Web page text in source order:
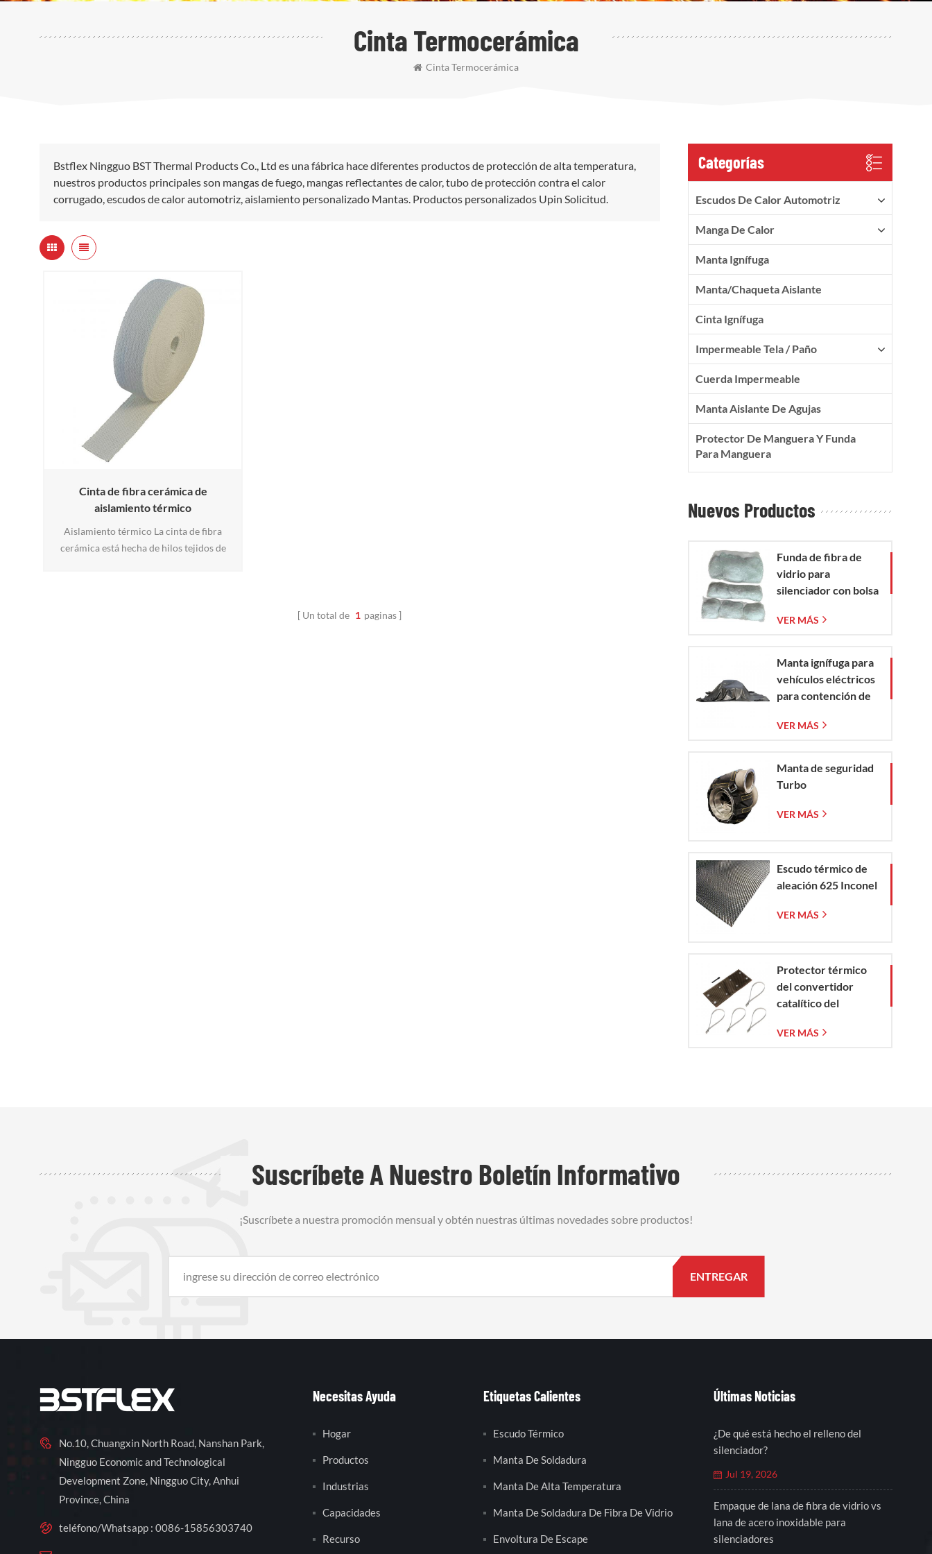
Cinta Termocerámica
Cinta Termocerámica
Bstflex Ningguo BST Thermal Products Co., Ltd es una fábrica hace diferentes productos de protección de alta temperatura,
nuestros productos principales son mangas de fuego, mangas reflectantes de calor, tubo de protección contra el calor
corrugado, escudos de calor automotriz, aislamiento personalizado Mantas. Productos personalizados Upin Solicitud.
Cinta de fibra cerámica de
aislamiento térmico
Aislamiento térmico La cinta de fibra
cerámica está hecha de hilos tejidos de
Un total de 1 paginas
Categorías
Escudos De Calor Automotriz
Manga De Calor
Manta Ignífuga
Manta/Chaqueta Aislante
Cinta Ignífuga
Impermeable Tela / Paño
Cuerda Impermeable
Manta Aislante De Agujas
Protector De Manguera Y Funda
Para Manguera
Nuevos Productos
Funda de fibra de
vidrio para
silenciador con bolsa
vidrio tejida
VER MÁS
Manta ignífuga para
vehículos eléctricos
para contención de
emergencias de
y automóviles
VER MÁS
Manta de seguridad
Turbo
VER MÁS
Escudo térmico de
aleación 625 Inconel
VER MÁS
Protector térmico
del convertidor
catalítico del
2019
VER MÁS
Suscríbete A Nuestro Boletín Informativo
¡Suscríbete a nuestra promoción mensual y obtén nuestras últimas novedades sobre productos!
No.10, Chuangxin North Road, Nanshan Park,
Ningguo Economic and Technological
Development Zone, Ningguo City, Anhui
Province, China
teléfono/Whatsapp : 0086-15856303740
Necesitas Ayuda
Hogar
Productos
Industrias
Capacidades
Recurso
Etiquetas Calientes
Escudo Térmico
Manta De Soldadura
Manta De Alta Temperatura
Manta De Soldadura De Fibra De Vidrio
Envoltura De Escape
Últimas Noticias
¿De qué está hecho el relleno del
silenciador?
Jul 19, 2026
Empaque de lana de fibra de vidrio vs
lana de acero inoxidable para
silenciadores